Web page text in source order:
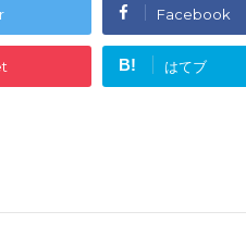
Facebook
B! はてブ